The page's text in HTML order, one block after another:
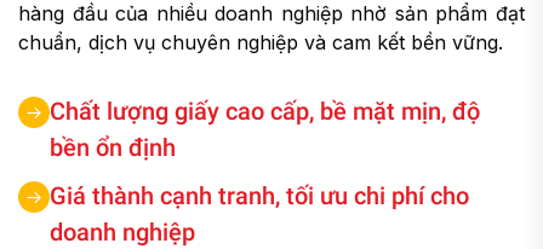
hàng đầu của nhiều doanh nghiệp nhờ sản phẩm đạt
chuẩn, dịch vụ chuyên nghiệp và cam kết bền vững.
Chất lượng giấy cao cấp, bề mặt mịn, độ
bền ổn định
Giá thành cạnh tranh, tối ưu chi phí cho
doanh nghiệp